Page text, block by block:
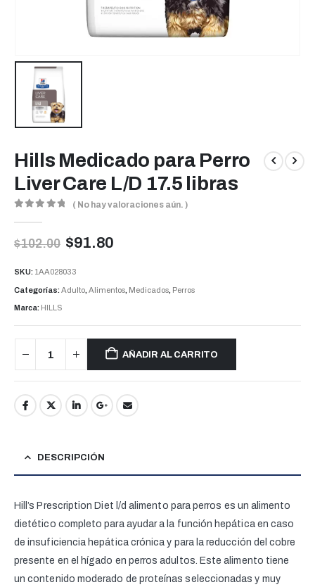
Hills Medicado para Perro
Liver Care L/D 17.5 libras
( No hay valoraciones aún. )
$102.00 $91.80
SKU: 1AA028033
Categorías:Adulto, Alimentos, Medicados, Perros
Marca: HILLS
AÑADIR AL CARRITO
DESCRIPCIÓN
Hill’s Prescription Diet l/d alimento para perros es un alimento
dietético completo para ayudar a la función hepática en caso
de insuficiencia hepática crónica y para la reducción del cobre
presente en el hígado en perros adultos. Este alimento tiene
un contenido moderado de proteínas seleccionadas y muy